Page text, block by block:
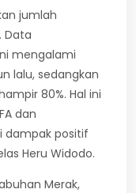
jumlah
Data
mengalami
lalu, sedangkan
80%. Hal ini
dan
dampak positif
Heru Widodo.
Merak,